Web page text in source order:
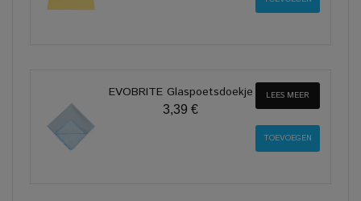
EVOBRITE Glaspoetsdoekje
3,39 €
LEES MEER